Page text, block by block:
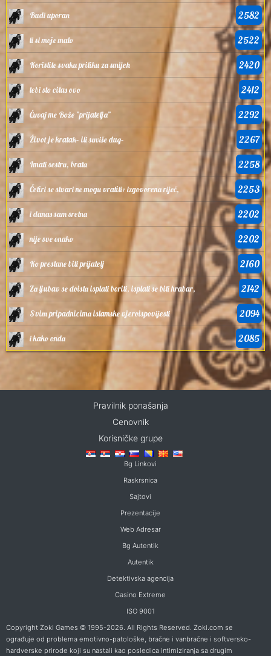
Budi uporan 2582
ti si moje malo 2522
Koristite svaku priliku za smijeh 2420
tebi sto citas ovo 2412
Čuvaj me Bože ”prijatelja” 2292
Život je kratak– ili suviše dug– 2267
Imati sestru, brata 2258
Četiri se stvari ne mogu vratiti: izgovorena riječ, 2253
i danas sam sretna 2202
nije sve onako 2202
Ko prestane biti prijatelj 2160
Za ljubav se doista isplati boriti, isplati se biti hrabar, 2142
Svim pripadnicima islamske vjeroispovijesti 2094
i kako onda 2085
Pravilnik ponašanja
Cenovnik
Korisničke grupe
Bg Linkovi
Raskrsnica
Sajtovi
Prezentacije
Web Adresar
Bg Autentik
Autentik
Detektivska agencija
Casino Extreme
ISO 9001
Copyright Zoki Games © 1995-2026. All Rights Reserved. Zoki.com se
ograđuje od problema emotivno-patološke, bračne i vanbračne i softversko-
hardverske prirode koji su nastali kao posledica intimiziranja sa drugim